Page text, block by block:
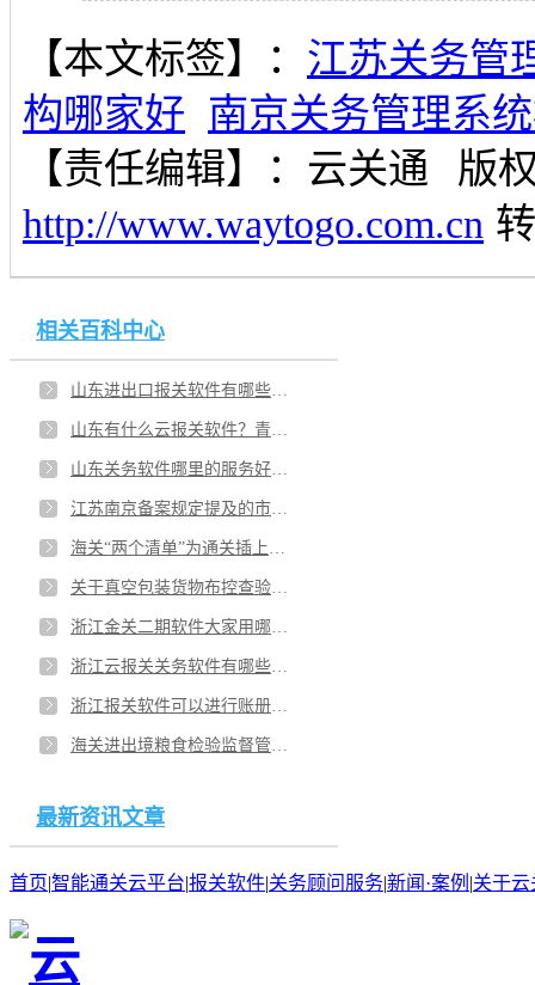
【本文标签】： 江苏关务管
构哪家好 南京关务管理系
【责任编辑】： 云关通
版
http://www.waytogo.com.cn
相关百科中心
山东进出口报关软件有哪些种类？济南有进行报关系统开发的公司吗？
山东有什么云报关软件？青岛哪些报关软件的发展前景好？
山东关务软件哪里的服务好？淄博报关软件哪个好用？
江苏南京备案规定提及的市场主体资格具体是指什么？南京企业关务管理系统是否符合企业要求？
海关“两个清单”为通关插上便捷“翅膀”！江苏南京智能报关云平台三类作用优势？
关于真空包装货物布控查验企业具备哪些条件可以应用？上海企业想咨询关务顾问服务有哪些机构可以选？
浙江金关二期软件大家用哪个比较多？杭州金关二期报关软件有介绍吗？
浙江云报关关务软件有哪些？宁波口碑好的云报关软件有哪些？
浙江报关软件可以进行账册管理吗？温州关务软件哪个好？
海关进出境粮食检验监督管理受理条件有哪些？安徽合肥加工贸易关务管理软件跟企业配套使用吗？
最新资讯文章
首页 智能通关云平台 报关软件 关务顾问服务新闻·案例 关于云